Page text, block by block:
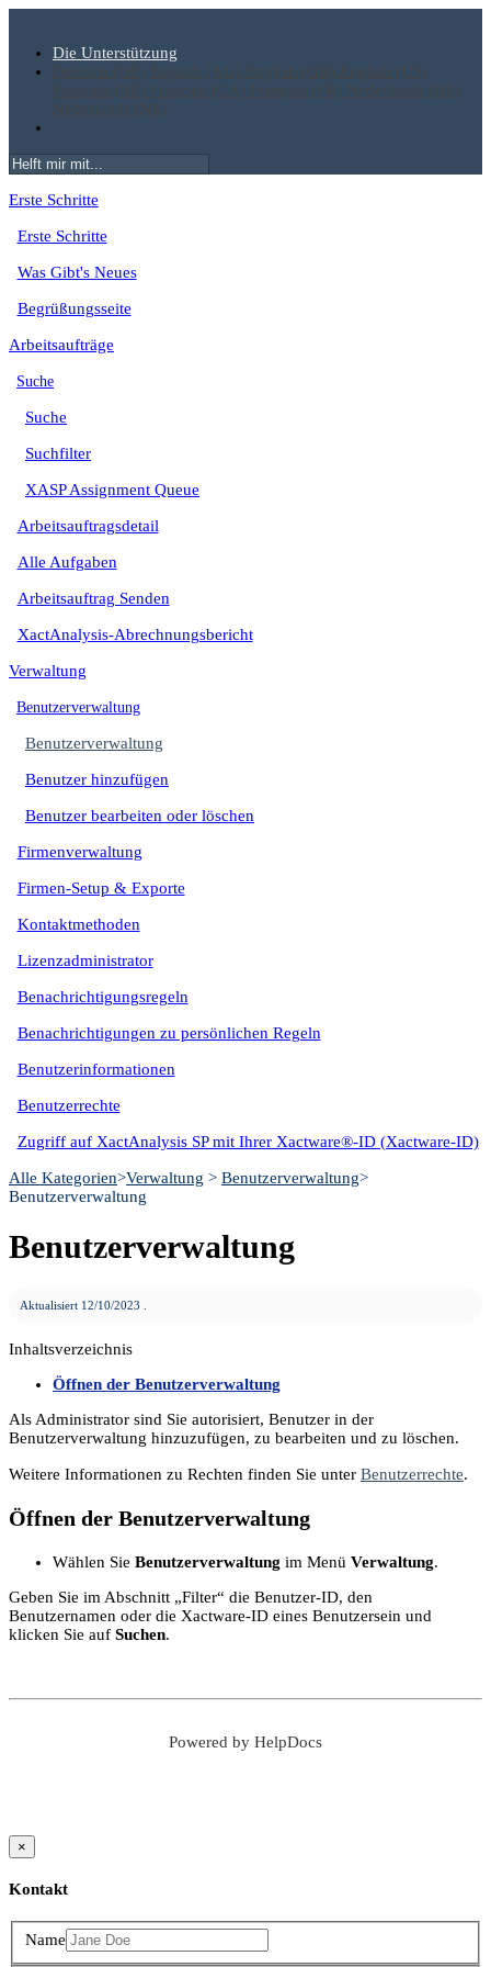
Die Unterstützung
Deutsch (DE) English (AU) English (GB) English (US)
Français (BE) Français (CA) Français (FR) Nederlands (BE)
Nederlands (NL)
Erste Schritte
Erste Schritte
Was Gibt's Neues
Begrüßungsseite
Arbeitsaufträge
Suche
Suche
Suchfilter
XASP Assignment Queue
Arbeitsauftragsdetail
Alle Aufgaben
Arbeitsauftrag Senden
XactAnalysis-Abrechnungsbericht
Verwaltung
Benutzerverwaltung
Benutzerverwaltung
Benutzer hinzufügen
Benutzer bearbeiten oder löschen
Firmenverwaltung
Firmen-Setup & Exporte
Kontaktmethoden
Lizenzadministrator
Benachrichtigungsregeln
Benachrichtigungen zu persönlichen Regeln
Benutzerinformationen
Benutzerrechte
Zugriff auf XactAnalysis SP mit Ihrer Xactware®-ID (Xactware-ID)
Alle Kategorien​>​​Verwaltung ​ > ​ ​Benutzerverwaltung​>​
Benutzerverwaltung
Benutzerverwaltung
Aktualisiert 12/10/2023
Öffnen der Benutzerverwaltung
Als Administrator sind Sie autorisiert, Benutzer in der
Benutzerverwaltung hinzuzufügen, zu bearbeiten und zu löschen.
Weitere Informationen zu Rechten finden Sie unter Benutzerrechte.
Öffnen der Benutzerverwaltung
Wählen Sie Benutzerverwaltung im Menü Verwaltung.
Geben Sie im Abschnitt „Filter“ die Benutzer-ID, den
Benutzernamen oder die Xactware-ID eines Benutzersein und
klicken Sie auf Suchen.
Powered by HelpDocs
×
Kontakt
Name